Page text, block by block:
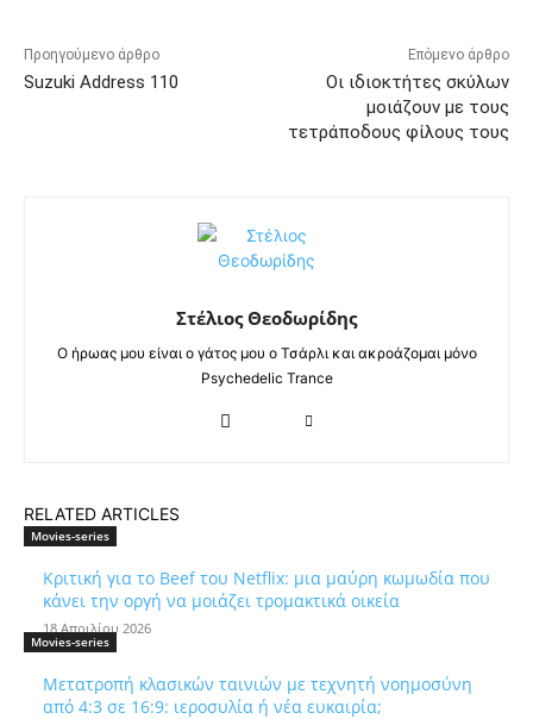
Προηγούμενο άρθρο
Suzuki Address 110
Επόμενο άρθρο
Οι ιδιοκτήτες σκύλων
μοιάζουν με τους
τετράποδους φίλους τους
Στέλιος Θεοδωρίδης
Ο ήρωας μου είναι ο γάτος μου ο Τσάρλι και ακροάζομαι μόνο
Psychedelic Trance
RELATED ARTICLES
Movies-series
Κριτική για το Beef του Netflix: μια μαύρη κωμωδία που
κάνει την οργή να μοιάζει τρομακτικά οικεία
18 Απριλίου 2026
Movies-series
Μετατροπή κλασικών ταινιών με τεχνητή νοημοσύνη
από 4:3 σε 16:9: ιεροσυλία ή νέα ευκαιρία;